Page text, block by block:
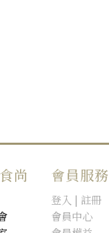
尚 會員服務
登入 | 註冊
會員中心